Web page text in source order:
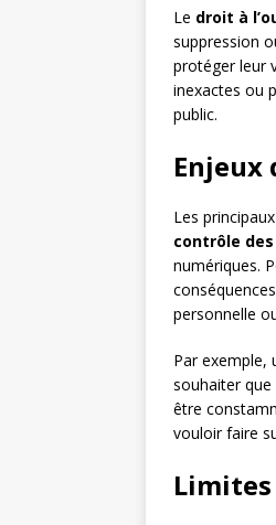
Le droit à
suppression
protéger leur
inexactes ou
public.
Enjeux
Les
contrôle
numériques.
personnelle
Par exemple,
souhaiter
être
vouloir faire